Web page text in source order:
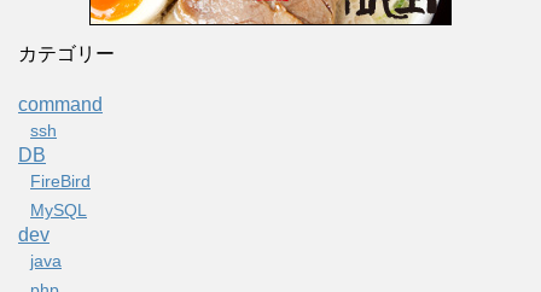
カテゴリー
command
ssh
DB
FireBird
MySQL
dev
java